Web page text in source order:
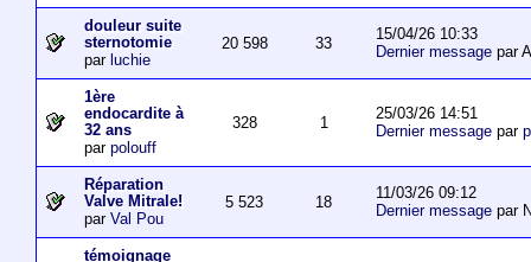
douleur suite
sternotomie
par luchie
20 598 33
15/04/26 10:33
Dernier messagepar
1ère
endocardite à
32 ans
par polouff
328 1
25/03/26 14:51
Dernier messagepar
Réparation
Valve Mitrale!
par Val Pou
5 523 18
11/03/26 09:12
Dernier messagepar
témoignage